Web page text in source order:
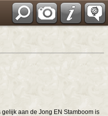
aan de Jong EN Stamboom is